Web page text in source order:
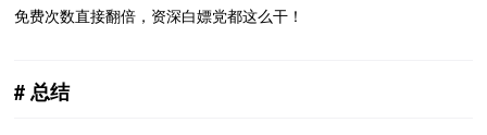
免费次数直接翻倍，资深白嫖党都这么干！
总结